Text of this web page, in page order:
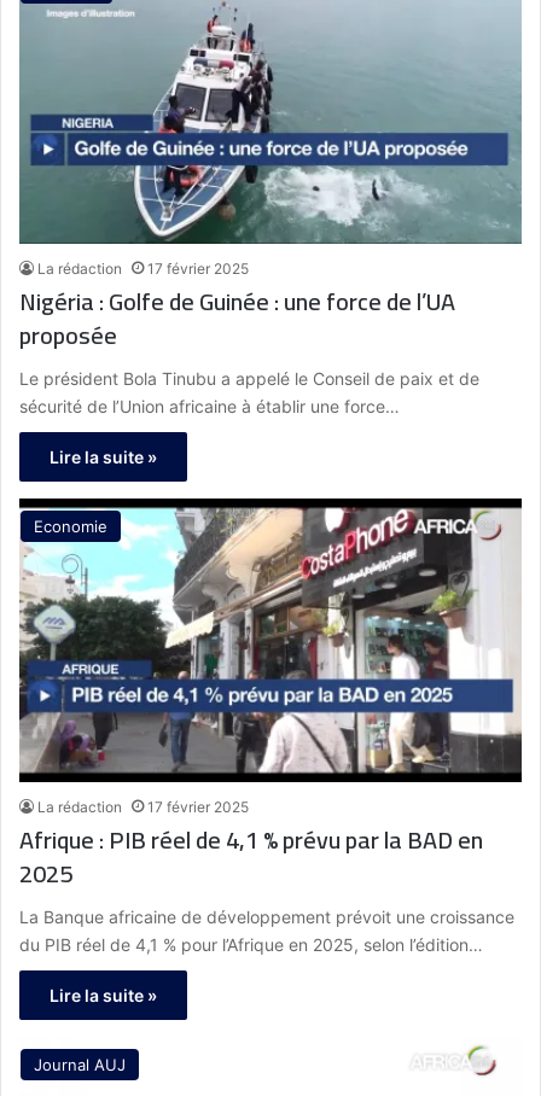
La rédaction 17 février 2025
Nigéria : Golfe de Guinée : une force de l’UA
proposée
Le président Bola Tinubu a appelé le Conseil de paix et de
sécurité de l’Union africaine à établir une force…
Lire la suite »
Economie
La rédaction 17 février 2025
Afrique : PIB réel de 4,1 % prévu par la BAD en
2025
La Banque africaine de développement prévoit une croissance
du PIB réel de 4,1 % pour l’Afrique en 2025, selon l’édition…
Lire la suite »
Journal AUJ